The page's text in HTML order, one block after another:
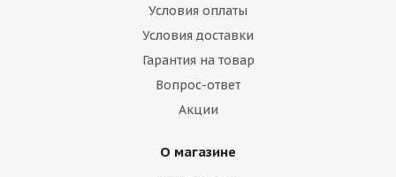
Условия оплаты
Условия доставки
Гарантия на товар
Вопрос-ответ
Акции
О магазине